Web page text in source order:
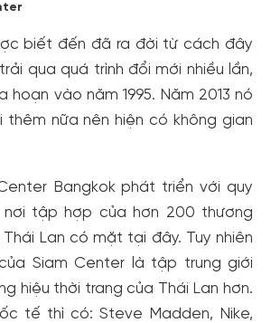
biết đến đã ra đời từ cách đây
qua quá trình đổi mới nhiều lần,
hoạn vào năm 1995. Năm 2013 nó
thêm nữa nên hiện có không gian
Bangkok phát triển với quy
tập hợp của hơn 200 thương
Lan có mặt tại đây. Tuy nhiên
Siam Center là tập trung giới
hiệu thời trang của Thái Lan hơn.
tế thì có: Steve Madden, Nike,